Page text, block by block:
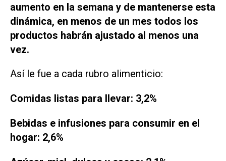
aumento en la semana y de mantenerse esta
dinámica, en menos de un mes todos los
productos habrán ajustado al menos una
vez.
Así le fue a cada rubro alimenticio:
Comidas listas para llevar: 3,2%
Bebidas e infusiones para consumir en el
hogar: 2,6%